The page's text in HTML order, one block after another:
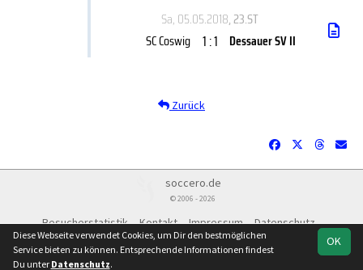
Sa, 05.05.2018, 23.ST
SC Coswig
1 : 1 Dessauer SV II
Zurück
soccero.de
© 2006 - 2026
Besucherstatistik Kontakt Impressum
Datenschutz
OK
Diese Webseite verwendet Cookies, um Dir den bestmöglichen
Service bieten zu können. Entsprechende Informationen findest
Du unter Datenschutz.